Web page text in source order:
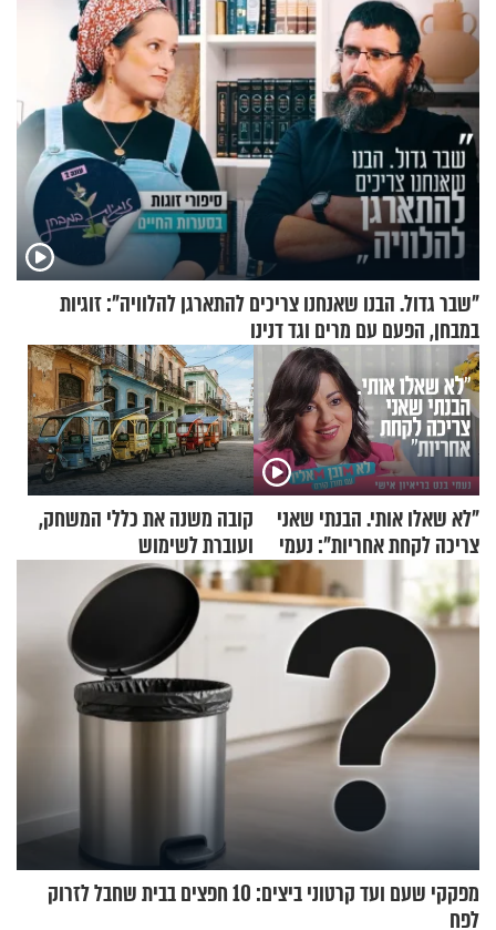
"שבר גדול. הבנו שאנחנו צריכים להתארגן להלוויה": זוגיות
במבחן, הפעם עם מרים וגד דנינו
"לא שאלו אותי. הבנתי שאני
צריכה לקחת אחריות": נעמי
בנט בריאיון אישי
קובה משנה את כללי המשחק,
ועוברת לשימוש
בתלת־אופנועים סולאריים
מפקקי שעם ועד קרטוני ביצים: 10 חפצים בבית שחבל לזרוק
לפח